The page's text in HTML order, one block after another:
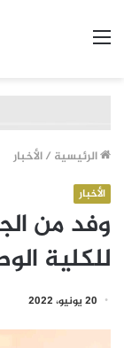
الرئيسية /الأخبار
الأخبار
وفد من
للكلية
20 يونيو، 2022